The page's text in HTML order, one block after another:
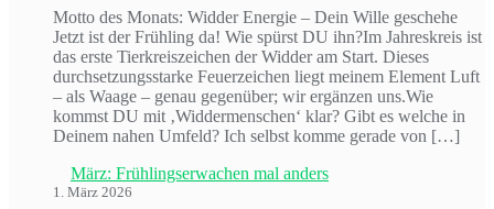
Motto des Monats: Widder Energie – Dein Wille geschehe
Jetzt ist der Frühling da! Wie spürst DU ihn?Im Jahreskreis ist
das erste Tierkreiszeichen der Widder am Start. Dieses
durchsetzungsstarke Feuerzeichen liegt meinem Element Luft
– als Waage – genau gegenüber; wir ergänzen uns.Wie
kommst DU mit ‚Widdermenschen‘ klar? Gibt es welche in
Deinem nahen Umfeld? Ich selbst komme gerade von […]
März: Frühlingserwachen mal anders
1. März 2026